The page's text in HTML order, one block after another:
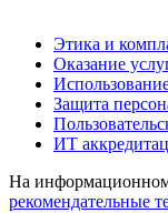
Этика и
Оказание
Защита
ИТ
На информационном
рекомендательные